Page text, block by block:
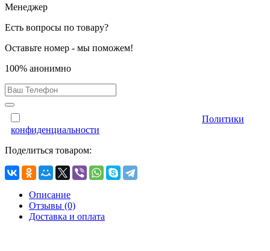
Менеджер
Есть вопросы по товару?
Оставьте номер - мы поможем!
100% анонимно
Политики
конфиденциальности
Поделиться товаром:
Описание
Отзывы (0)
Доставка и оплата